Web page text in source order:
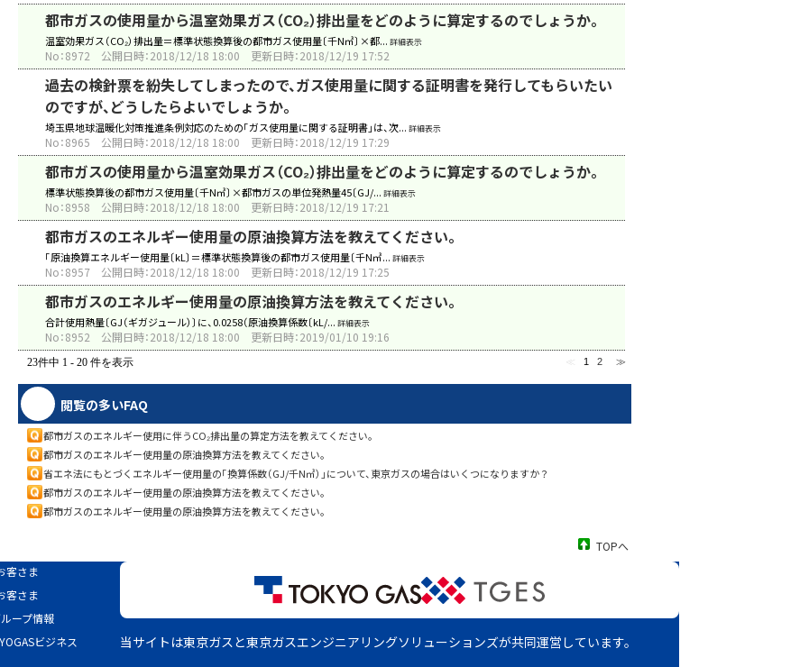
都市ガスの使用量から温室効果ガス（CO₂）排出量をどのように算定するのでしょうか。
温室効果ガス（CO₂）排出量＝標準状態換算後の都市ガス使用量〔千N㎥〕×都... 詳細表示
No：8972 公開日時：2018/12/18 18:00 更新日時：2018/12/19 17:52
過去の検針票を紛失してしまったので、ガス使用量に関する証明書を発行してもらいたい
のですが、どうしたらよいでしょうか。
埼玉県地球温暖化対策推進条例対応のための「ガス使用量に関する証明書」は、次... 詳細表示
No：8965 公開日時：2018/12/18 18:00 更新日時：2018/12/19 17:29
都市ガスの使用量から温室効果ガス（CO₂）排出量をどのように算定するのでしょうか。
標準状態換算後の都市ガス使用量〔千N㎥〕×都市ガスの単位発熱量45〔GJ/... 詳細表示
No：8958 公開日時：2018/12/18 18:00 更新日時：2018/12/19 17:21
都市ガスのエネルギー使用量の原油換算方法を教えてください。
「原油換算エネルギー使用量〔kL〕＝標準状態換算後の都市ガス使用量〔千N㎥... 詳細表示
No：8957 公開日時：2018/12/18 18:00 更新日時：2018/12/19 17:25
都市ガスのエネルギー使用量の原油換算方法を教えてください。
合計使用熱量〔GJ（ギガジュール）〕に、0.0258（原油換算係数〔kL/... 詳細表示
No：8952 公開日時：2018/12/18 18:00 更新日時：2019/01/10 19:16
23件中 1 - 20 件を表示 1 2 ≫
閲覧の多いFAQ
都市ガスのエネルギー使用に伴うCO₂排出量の算定方法を教えてください。
都市ガスのエネルギー使用量の原油換算方法を教えてください。
省エネ法にもとづくエネルギー使用量の「換算係数（GJ/千N㎥）」について、東京ガスの場合はいくつになりますか？
都市ガスのエネルギー使用量の原油換算方法を教えてください。
都市ガスのエネルギー使用量の原油換算方法を教えてください。
TOPへ
客さま
客さま
ループ情報
ビジネス
当サイトは東京ガスと東京ガスエンジニアリングソリューションズが共同運営しています。